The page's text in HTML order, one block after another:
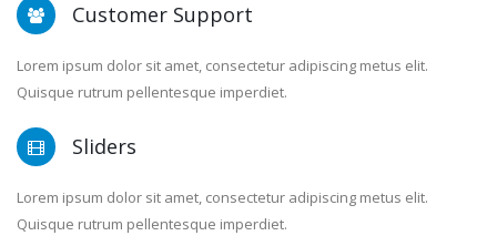
Customer Support
Lorem ipsum dolor sit amet, consectetur adipiscing metus elit.
Quisque rutrum pellentesque imperdiet.
Sliders
Lorem ipsum dolor sit amet, consectetur adipiscing metus elit.
Quisque rutrum pellentesque imperdiet.